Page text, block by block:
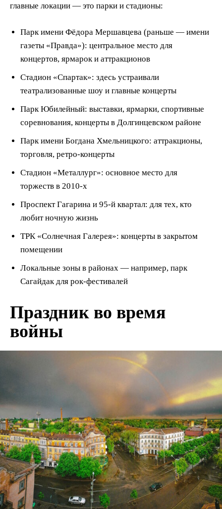
главные локации — это парки и стадионы:
Парк имени Фёдора Мершавцева (раньше — имени
газеты «Правда»): центральное место для
концертов, ярмарок и аттракционов
Стадион «Спартак»: здесь устраивали
театрализованные шоу и главные концерты
Парк Юбилейный: выставки, ярмарки, спортивные
соревнования, концерты в Долгинцевском районе
Парк имени Богдана Хмельницкого: аттракционы,
торговля, ретро-концерты
Стадион «Металлург»: основное место для
торжеств в 2010-х
Проспект Гагарина и 95-й квартал: для тех, кто
любит ночную жизнь
ТРК «Солнечная Галерея»: концерты в закрытом
помещении
Локальные зоны в районах — например, парк
Сагайдак для рок-фестивалей
Праздник во время
войны